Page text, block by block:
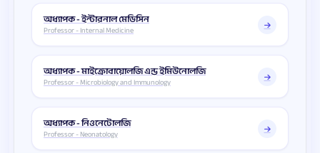
অধ্যাপক - ইন্টারনাল মেডিসিন
Professor - Internal Medicine
অধ্যাপক - মাইক্রোবায়োলজি এন্ড ইমিউনোলজি
Professor - Microbiology and Immunology
অধ্যাপক - নিওনেটোলজি
Professor - Neonatology